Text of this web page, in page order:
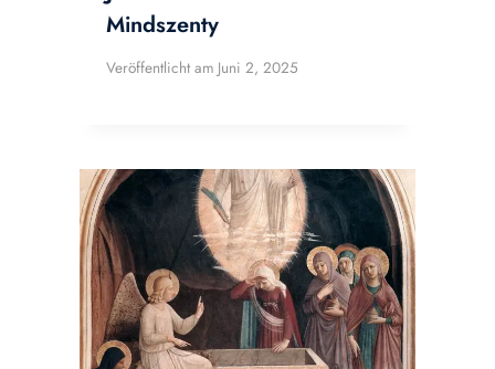
Mindszenty
Veröffentlicht am Juni 2, 2025